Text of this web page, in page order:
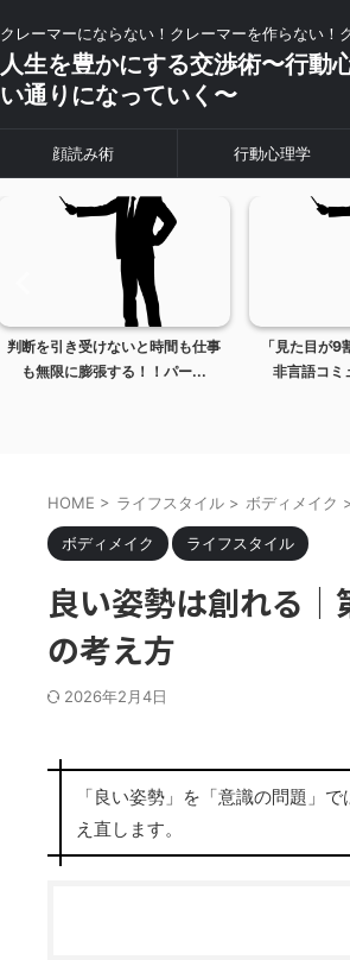
クレーマーにならない！クレーマーを作らない！
人生を豊かにする交渉術〜行動
い通りになっていく〜
顔読み術 行動心理学
判断を引き受けないと時間も仕事
も無限に膨張する！！パー...
「見た目が9
非言語コミ
HOME > ライフスタイル > ボディメイク
ボディメイク ライフスタイル
良い姿勢は創れる
の考え方
2026年2月4日
「良い姿勢」を「意識の問題」
え直します。